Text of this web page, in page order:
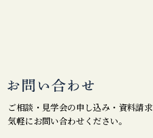
ご相談・見学会の申し込み・資料請
気軽にお問い合わせください。